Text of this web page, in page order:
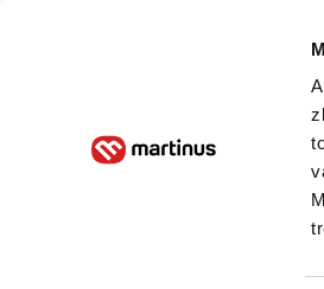
O nás